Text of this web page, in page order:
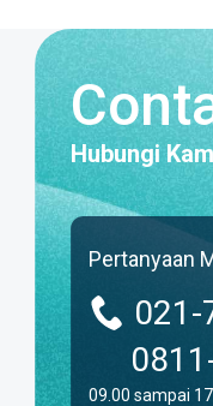
Hubungi
Pertanyaan
09.00 sampai